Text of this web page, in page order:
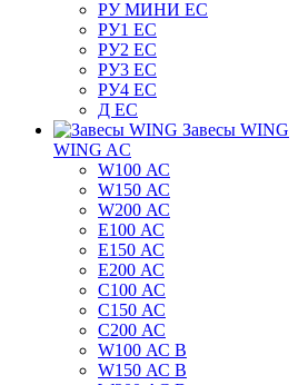
РУ МИНИ EC
РУ1 EC
РУ2 EC
РУ3 EC
РУ4 EC
Д ЕС
Завесы WING
WING AC
W100 АС
W150 АС
W200 АС
E100 АС
E150 АС
E200 АС
C100 АС
C150 АС
C200 АС
W100 АС B
W150 АС B